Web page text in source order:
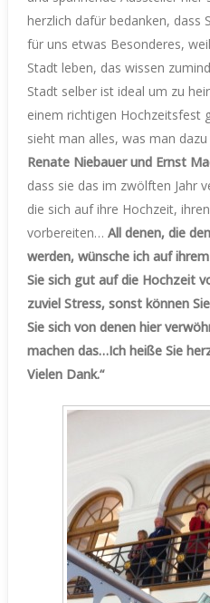
herzlich dafür bedanken, dass
für uns etwas Besonderes,
Stadt leben, das wissen
Stadt selber ist ideal um zu
einem richtigen Hochzeitsfest
sieht man alles, was man
Renate Niebauer und Ernst
dass sie das im zwölften Jahr
die sich auf ihre Hochzeit,
vorbereiten… All denen, die
werden, wünsche ich auf
Sie sich gut auf die Hochzeit
zuviel Stress, sonst können
Sie sich von denen hier
machen das…Ich heiße Sie
Vielen Dank.“